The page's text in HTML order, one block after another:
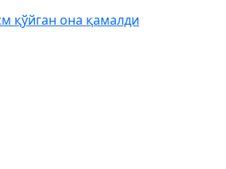
қўйган она қамалди